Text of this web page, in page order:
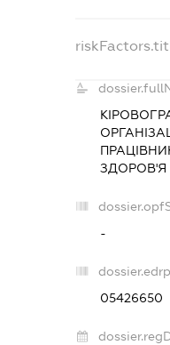
ЗДОРОВ'Я
-
05426650